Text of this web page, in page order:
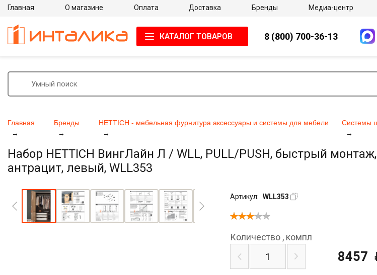
Главная Бренды HETTICH - мебельная фурнитура аксессуары и системы для мебели Системы
Набор HETTICH ВингЛайн Л / WLL, PULL/PUSH, быстрый монтаж,
антрацит, левый, WLL353
Артикул: WLL353
Количество , компл
8457
Главная О магазине Оплата Доставка Бренды Медиа-центр
КАТАЛОГ ТОВАРОВ 8 (800) 700-36-13